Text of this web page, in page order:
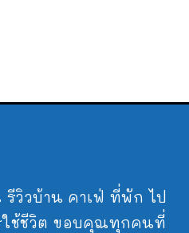
วิวบ้าน คาเฟ่ ที่พัก ไป
ใช้ชีวิต ขอบคุณทุกคนที่